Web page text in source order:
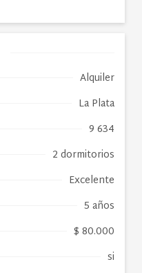
Alquiler
La Plata
9 634
2 dormitorios
Excelente
5 años
$ 80.000
si